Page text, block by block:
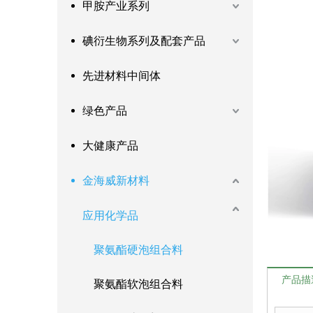
甲胺产业系列
碘衍生物系列及配套产品
先进材料中间体
绿色产品
大健康产品
金海威新材料
应用化学品
聚氨酯硬泡组合料
聚氨酯软泡组合料 产品描